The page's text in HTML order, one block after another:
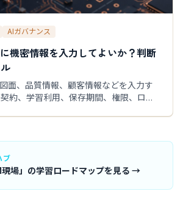
AIガバナンス
機密情報を入力してよいか？判断
面、品質情報、顧客情報などを入力す
約、学習利用、保存期間、権限、ログ
ブ
現場」の学習ロードマップを見る →